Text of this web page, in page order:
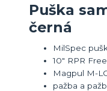
Puška
černá
MilSpec
10" RPR
Magpul M-
pažba a